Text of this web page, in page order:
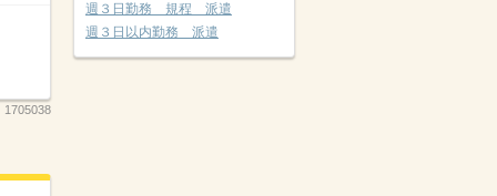
1705038
週３日勤務 規程 派遣
週３日以内勤務 派遣